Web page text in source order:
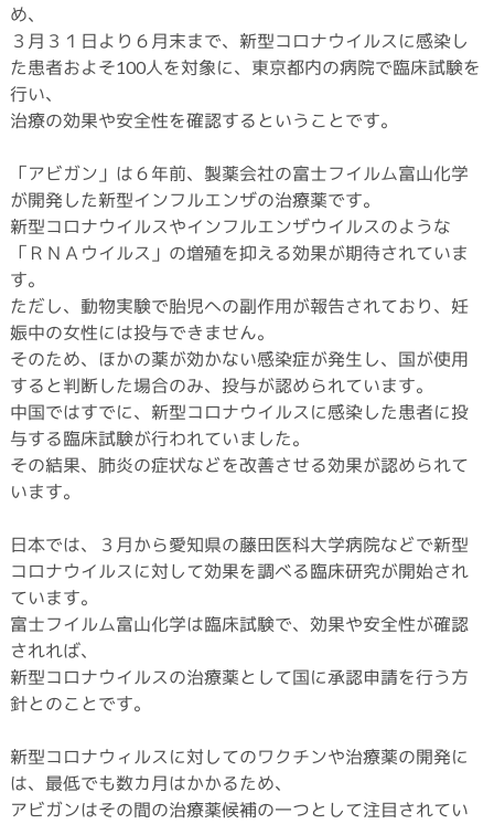
め、
３月３１日より６月末まで、新型コロナウイルスに感染し
た患者およそ100人を対象に、東京都内の病院で臨床試験を
行い、
治療の効果や安全性を確認するということです。
「アビガン」は６年前、製薬会社の富士フイルム富山化学
が開発した新型インフルエンザの治療薬です。
新型コロナウイルスやインフルエンザウイルスのような
「ＲＮＡウイルス」の増殖を抑える効果が期待されていま
す。
ただし、動物実験で胎児への副作用が報告されており、妊
娠中の女性には投与できません。
そのため、ほかの薬が効かない感染症が発生し、国が使用
すると判断した場合のみ、投与が認められています。
中国ではすでに、新型コロナウイルスに感染した患者に投
与する臨床試験が行われていました。
その結果、肺炎の症状などを改善させる効果が認められて
います。
日本では、３月から愛知県の藤田医科大学病院などで新型
コロナウイルスに対して効果を調べる臨床研究が開始され
ています。
富士フイルム富山化学は臨床試験で、効果や安全性が確認
されれば、
新型コロナウイルスの治療薬として国に承認申請を行う方
針とのことです。
新型コロナウィルスに対してのワクチンや治療薬の開発に
は、最低でも数カ月はかかるため、
アビガンはその間の治療薬候補の一つとして注目されてい